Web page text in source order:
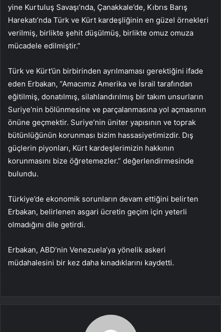
yine Kurtuluş Savaşı’nda, Çanakkale’de, Kıbrıs Barış
Harekatı’nda Türk ve Kürt kardeşliğinin en güzel örnekleri
verilmiş, birlikte şehit düşülmüş, birlikte omuz omuza
mücadele edilmiştir.”
Türk ve Kürt’ün birbirinden ayrılmaması gerektiğini ifade
eden Erbakan, “Amacımız Amerika ve İsrail tarafından
eğitilmiş, donatılmış, silahlandırılmış bir takım unsurların
Suriye’nin bölünmesine ve parçalanmasına yol açmasının
önüne geçmektir. Suriye’nin üniter yapısının ve toprak
bütünlüğünün korunması bizim hassasiyetimizdir. Dış
güçlerin piyonları, Kürt kardeşlerimizin hakkının
korunmasını bize öğretemezler.” değerlendirmesinde
bulundu.
Türkiye’de ekonomik sorunların devam ettiğini belirten
Erbakan, belirlenen asgari ücretin geçim için yeterli
olmadığını dile getirdi.
Erbakan, ABD’nin Venezuela’ya yönelik askeri
müdahalesini bir kez daha kınadıklarını kaydetti.